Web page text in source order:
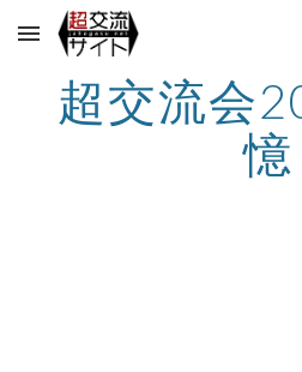
Skip to main content
超交流会
憶